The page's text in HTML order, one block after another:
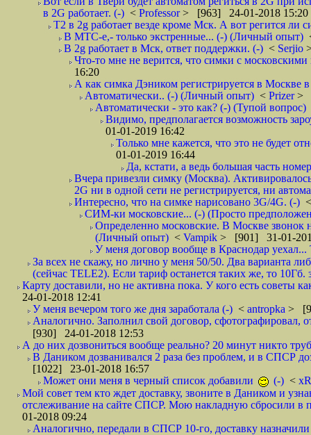
в 2G работает. (-) < Professor> [963] 24-01-2018 15:20
T2 в 2g работает везде кроме Мск. А вот регится
В МТС-е,- только экстренные... (-) (Личный опыт)
В 2g работает в Мск, ответ поддержки. (-) < Serjio
Что-то мне не верится, что симки с
16:20
А как симка Дэником регистрируется в Москве
Автоматически.. (-) (Личный опыт) < Prizer>
Автоматически - это как? (-) (Тупой вопрос)
Видимо, предполагается возможность
01-01-2019 16:42
Только мне кажется, что это не будет
01-01-2019 16:44
Да, кстати, а ведь большая часть
Вчера привезли симку (Москва).
2G ни в одной сети не регистрируется, ни
Интересно, что на симке нарисовано 3G/4G. (-)
СИМ-ки московские... (-) (Просто
Определенно московские. В Москве звонок
(Личный опыт) < Vampik > [901] 31-01-
У меня договор вообще в Краснодар
За всех не скажу, но лично у меня 50/50. Два варианта
(сейчас TELE2). Если тариф останется таких же, то
Карту доставили, но не активна пока. У кого есть советы
24-01-2018 12:41
У меня вечером того же дня заработала (-) < antropka >
Аналогично. Заполнил свой договор,
[930] 24-01-2018 12:53
А до них дозвониться вообще реально? 20 минут никто
В Даником дозванивался 2 раза без проблем, и в СПСР
[1022] 23-01-2018 16:57
Может они меня в черный список добавили
(-) <
Мой совет тем кто ждет доставку, звоните в Даником и
отслеживание на сайте СПСР. Мою накладную сбросили
01-2018 09:24
Аналогично, передали в СПСР 10-го, доставку